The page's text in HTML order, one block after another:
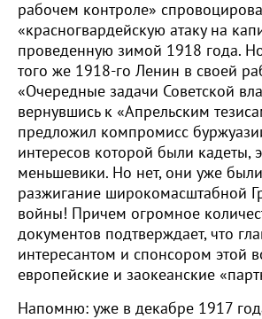
рабочем контроле»
«красногвардейскую атаку на
проведенную зимой 1918 года.
того же 1918-го Ленин в своей
«Очередные задачи Советской
вернувшись к «Апрельским
предложил компромисс
интересов которой были кадеты,
меньшевики. Но нет, они уже
разжигание широкомасштабной
войны! Причем огромное
документов подтверждает, что
интересантом и спонсором этой
европейские и заокеанские
Напомню: уже в декабре 1917